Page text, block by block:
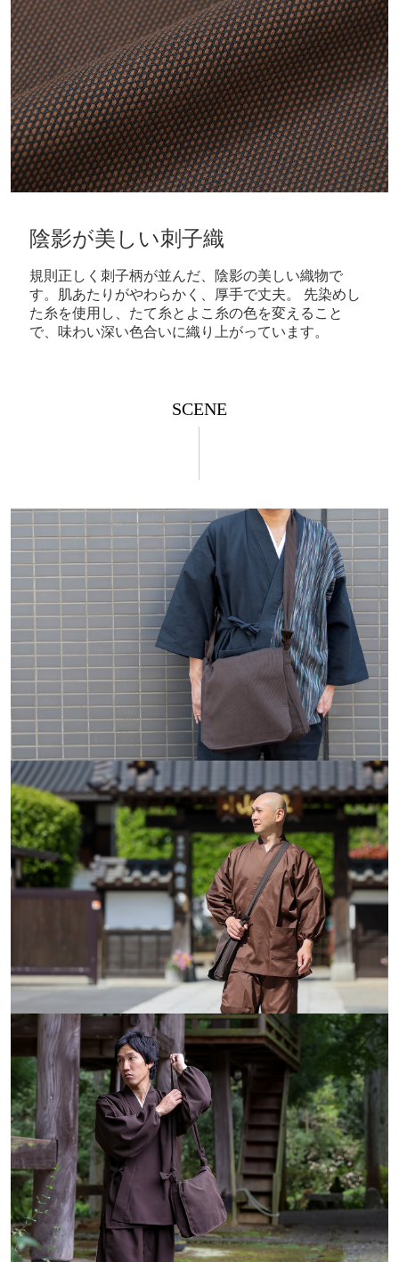
陰影が美しい刺子織
規則正しく刺子柄が並んだ、陰影の美しい織物で
す。肌あたりがやわらかく、厚手で丈夫。 先染めし
た糸を使用し、たて糸とよこ糸の色を変えること
で、味わい深い色合いに織り上がっています。
SCENE